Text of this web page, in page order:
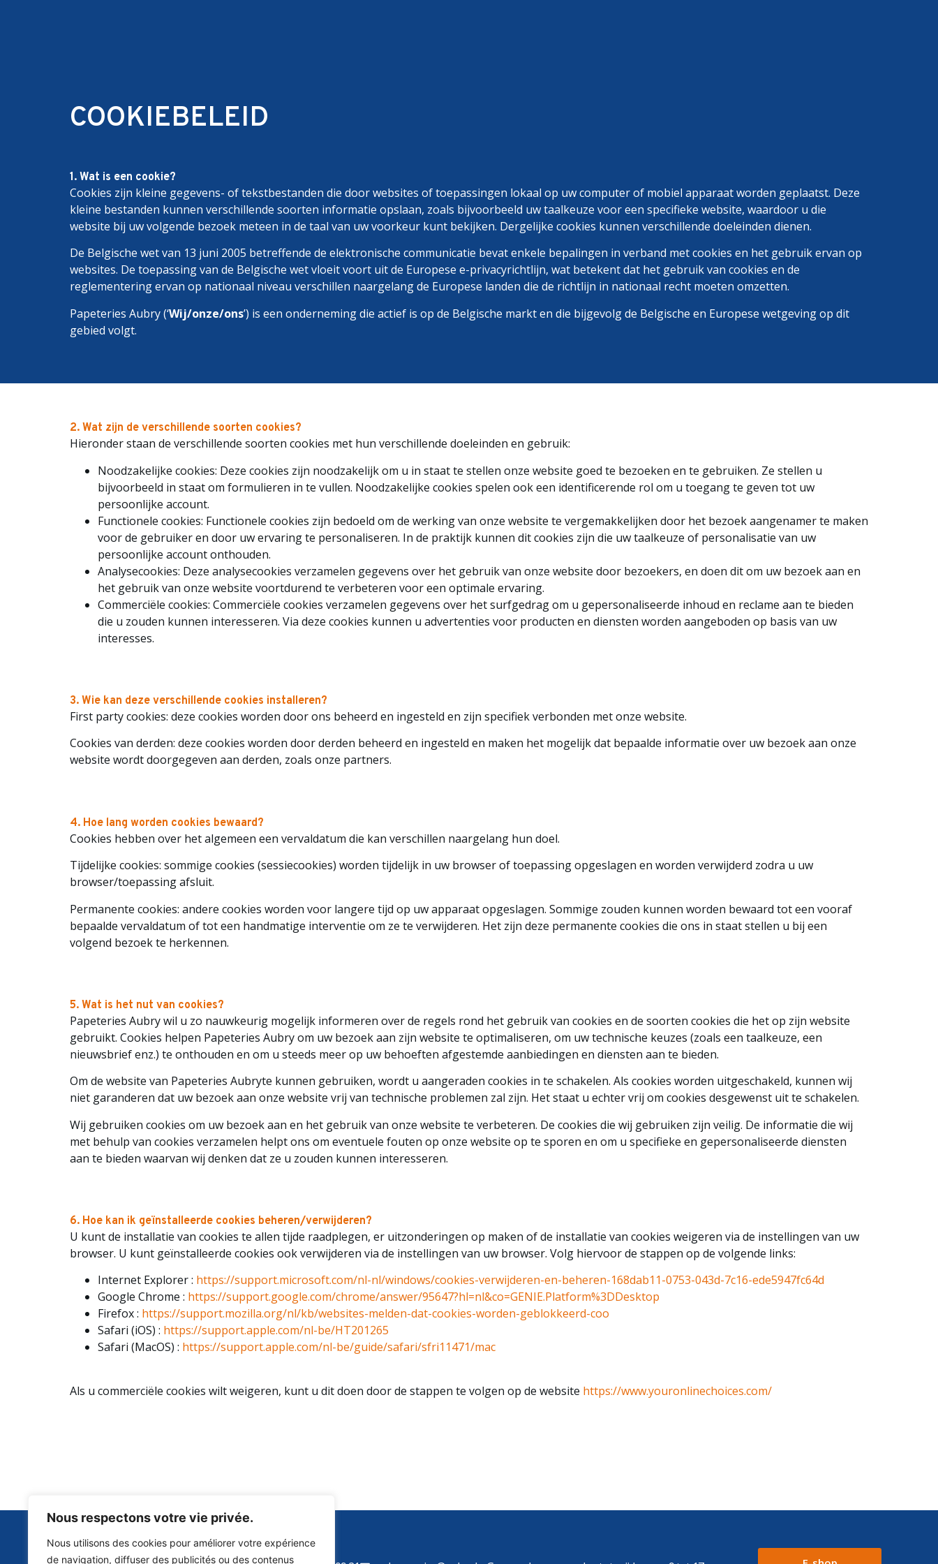
Nous respectons votre vie privée.
Nous utilisons des cookies pour améliorer votre expérience
de navigation, diffuser des publicités ou des contenus
COOKIEBELEID
1. Wat is een cookie?
Cookies zijn kleine gegevens- of tekstbestanden die door websites of toepassingen lokaal op uw computer of mobiel apparaat worden geplaatst. Deze
kleine bestanden kunnen verschillende soorten informatie opslaan, zoals bijvoorbeeld uw taalkeuze voor een specifieke website, waardoor u die
website bij uw volgende bezoek meteen in de taal van uw voorkeur kunt bekijken. Dergelijke cookies kunnen verschillende doeleinden dienen.
De Belgische wet van 13 juni 2005 betreffende de elektronische communicatie bevat enkele bepalingen in verband met cookies en het gebruik ervan op
websites. De toepassing van de Belgische wet vloeit voort uit de Europese e-privacyrichtlijn, wat betekent dat het gebruik van cookies en de
reglementering ervan op nationaal niveau verschillen naargelang de Europese landen die de richtlijn in nationaal recht moeten omzetten.
Papeteries Aubry(‘Wij/onze/ons’) is een onderneming die actief is op de Belgische markt en die bijgevolg de Belgische en Europese wetgeving op dit
gebied volgt.
2. Wat zijn de verschillende soorten cookies?
Hieronder staan de verschillende soorten cookies met hun verschillende doeleinden en gebruik:
Noodzakelijke cookies: Deze cookies zijn noodzakelijk om u in staat te stellen onze website goed te bezoeken en te gebruiken. Ze stellen u
bijvoorbeeld in staat om formulieren in te vullen. Noodzakelijke cookies spelen ook een identificerende rol om u toegang te geven tot uw
persoonlijke account.
Functionele cookies: Functionele cookies zijn bedoeld om de werking van onze website te vergemakkelijken door het bezoek aangenamer te maken
voor de gebruiker en door uw ervaring te personaliseren. In de praktijk kunnen dit cookies zijn die uw taalkeuze of personalisatie van uw
persoonlijke account onthouden.
Analysecookies: Deze analysecookies verzamelen gegevens over het gebruik van onze website door bezoekers, en doen dit om uw bezoek aan en
het gebruik van onze website voortdurend te verbeteren voor een optimale ervaring.
Commerciële cookies: Commerciële cookies verzamelen gegevens over het surfgedrag om u gepersonaliseerde inhoud en reclame aan te bieden
die u zouden kunnen interesseren. Via deze cookies kunnen u advertenties voor producten en diensten worden aangeboden op basis van uw
interesses.
3. Wie kan deze verschillende cookies installeren?
First party cookies: deze cookies worden door ons beheerd en ingesteld en zijn specifiek verbonden met onze website.
Cookies van derden: deze cookies worden door derden beheerd en ingesteld en maken het mogelijk dat bepaalde informatie over uw bezoek aan onze
website wordt doorgegeven aan derden, zoals onze partners.
4. Hoe lang worden cookies bewaard?
Cookies hebben over het algemeen een vervaldatum die kan verschillen naargelang hun doel.
Tijdelijke cookies: sommige cookies (sessiecookies) worden tijdelijk in uw browser of toepassing opgeslagen en worden verwijderd zodra u uw
browser/toepassing afsluit.
Permanente cookies: andere cookies worden voor langere tijd op uw apparaat opgeslagen. Sommige zouden kunnen worden bewaard tot een vooraf
bepaalde vervaldatum of tot een handmatige interventie om ze te verwijderen. Het zijn deze permanente cookies die ons in staat stellen u bij een
volgend bezoek te herkennen.
5. Wat is het nut van cookies?
Papeteries Aubrywil u zo nauwkeurig mogelijk informeren over de regels rond het gebruik van cookies en de soorten cookies die het op zijn website
gebruikt. Cookies helpen Papeteries Aubryom uw bezoek aan zijn website te optimaliseren, om uw technische keuzes (zoals een taalkeuze, een
nieuwsbrief enz.) te onthouden en om u steeds meer op uw behoeften afgestemde aanbiedingen en diensten aan te bieden.
Om de website van Papeteries Aubryte kunnen gebruiken, wordt u aangeraden cookies in te schakelen. Als cookies worden uitgeschakeld, kunnen wij
niet garanderen dat uw bezoek aan onze website vrij van technische problemen zal zijn. Het staat u echter vrij om cookies desgewenst uit te schakelen.
Wij gebruiken cookies om uw bezoek aan en het gebruik van onze website te verbeteren. De cookies die wij gebruiken zijn veilig. De informatie die wij
met behulp van cookies verzamelen helpt ons om eventuele fouten op onze website op te sporen en om u specifieke en gepersonaliseerde diensten
aan te bieden waarvan wij denken dat ze u zouden kunnen interesseren.
6. Hoe kan ik geïnstalleerde cookies beheren/verwijderen?
U kunt de installatie van cookies te allen tijde raadplegen, er uitzonderingen op maken of de installatie van cookies weigeren via de instellingen van uw
browser. U kunt geïnstalleerde cookies ook verwijderen via de instellingen van uw browser. Volg hiervoor de stappen op de volgende links:
Internet Explorer : https://support.microsoft.com/nl-nl/windows/cookies-verwijderen-en-beheren-168dab11-0753-043d-7c16-ede5947fc64d
Google Chrome : https://support.google.com/chrome/answer/95647?hl=nl&co=GENIE.Platform%3DDesktop
Firefox : https://support.mozilla.org/nl/kb/websites-melden-dat-cookies-worden-geblokkeerd-coo
Safari (iOS) : https://support.apple.com/nl-be/HT201265
Safari (MacOS) : https://support.apple.com/nl-be/guide/safari/sfri11471/mac
Als u commerciële cookies wilt weigeren, kunt u dit doen door de stappen te volgen op de website https://www.youronlinechoices.com/